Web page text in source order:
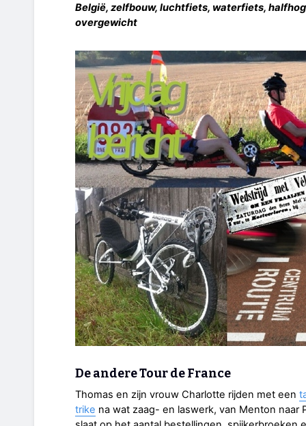
België, zelfbouw, luchtfiets, waterfiets,
overgewicht
De andere Tour de France
Thomas en zijn vrouw Charlotte rijden met een
trike na wat zaag- en laswerk, van Menton naar